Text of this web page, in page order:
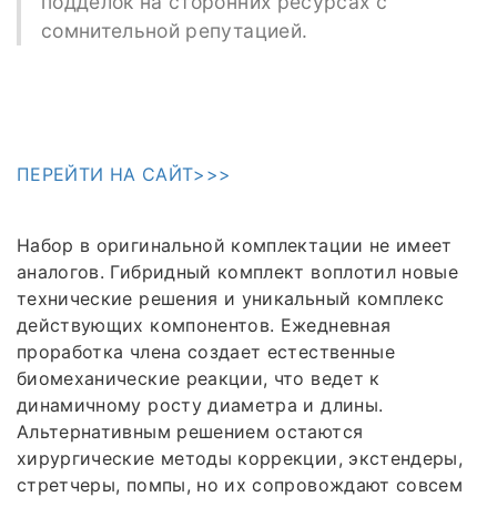
сомнительной репутацией.
ПЕРЕЙТИ НА САЙТ>>>
Набор в оригинальной комплектации не имеет
аналогов. Гибридный комплект воплотил новые
технические решения и уникальный комплекс
действующих компонентов. Ежедневная
проработка члена создает естественные
биомеханические реакции, что ведет к
динамичному росту диаметра и длины.
Альтернативным решением остаются
хирургические методы коррекции, экстендеры,
стретчеры, помпы, но их сопровождают совсем